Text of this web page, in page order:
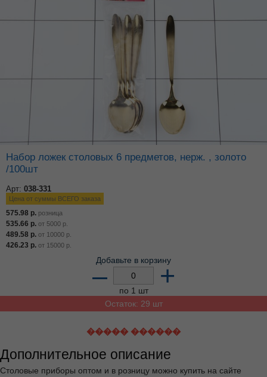
Набор ложек столовых 6 предметов, нерж. , золото
/100шт
Арт: 038-331
Цена от суммы ВСЕГО заказа
575.98 р. розница
535.66 р. от 5000 р.
489.58 р. от 10000 р.
426.23 р. от 15000 р.
Добавьте в корзину
– +
по 1 шт
Остаток: 29 шт
����� ������
Дополнительное описание
Столовые приборы оптом и в розницу можно купить на сайте